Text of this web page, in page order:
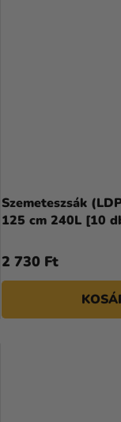
Szemeteszsák
125 cm 240L [10
2 730 Ft